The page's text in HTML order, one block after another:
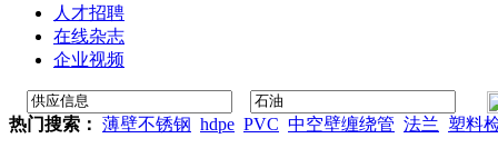
人才招聘
在线杂志
企业视频
热门搜索： 薄壁不锈钢 hdpe PVC 中空壁缠绕管 法兰 塑料